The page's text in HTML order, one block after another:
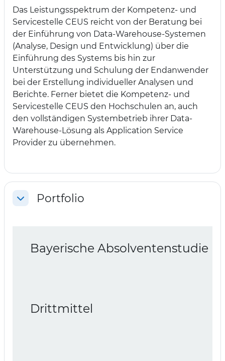
Das Leistungsspektrum der Kompetenz- und
Servicestelle CEUS reicht von der Beratung bei
der Einführung von Data-Warehouse-Systemen
(Analyse, Design und Entwicklung) über die
Einführung des Systems bis hin zur
Unterstützung und Schulung der Endanwender
bei der Erstellung individueller Analysen und
Berichte. Ferner bietet die Kompetenz- und
Servicestelle CEUS den Hochschulen an, auch
den vollständigen Systembetrieb ihrer Data-
Warehouse-Lösung als Application Service
Provider zu übernehmen.
Einklappen
Portfolio
Bayerische Absolventenstudie
Drittmittel